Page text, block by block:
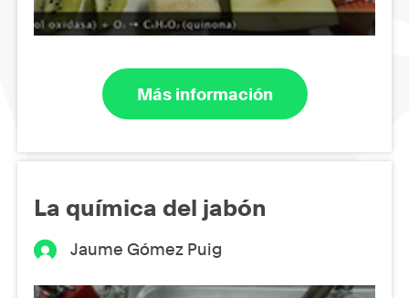
Más información
La química del jabón
Jaume Gómez Puig